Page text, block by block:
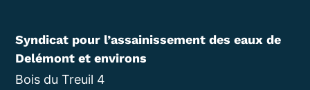
Syndicat pour l’assainissement des eaux de
Delémont et environs
Bois du Treuil 4